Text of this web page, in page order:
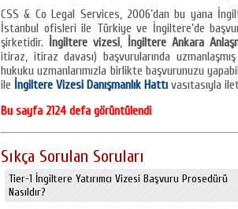
CSS & Co Legal Services, 2006’dan bu yana
İstanbul ofisleri ile Türkiye ve İngiltere’de
şirketidir. İngiltere vizesi, İngiltere Ankara
itiraz, itiraz davası) başvurularında
hukuku uzmanlarımızla birlikte başvurunuzu
ile İngiltere Vizesi Danışmanlık Hattı vasıtasıyla
Bu sayfa 2124 defa görüntülendi
Sıkça Sorulan Soruları
Tier-1 İngiltere Yatırımcı Vizesi Başvuru Prosedürü
Nasıldır?